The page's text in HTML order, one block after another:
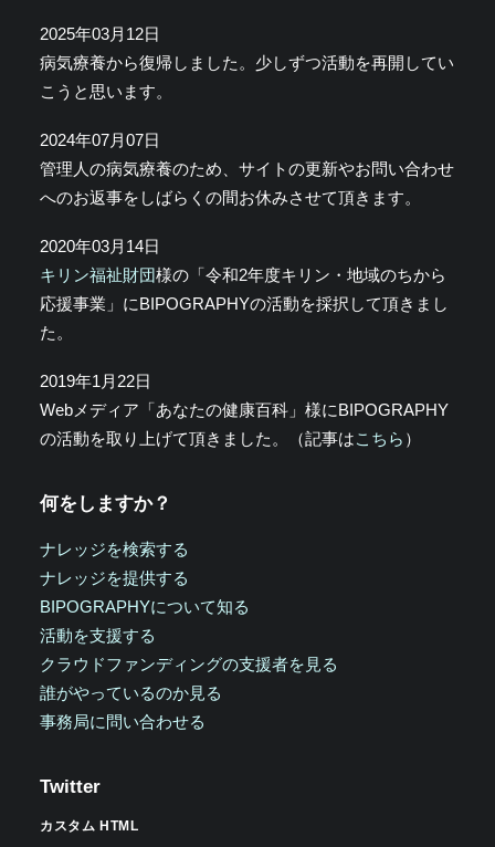
2025年03月12日
病気療養から復帰しました。少しずつ活動を再開してい
こうと思います。
2024年07月07日
管理人の病気療養のため、サイトの更新やお問い合わせ
へのお返事をしばらくの間お休みさせて頂きます。
2020年03月14日
キリン福祉財団様の「令和2年度キリン・地域のちから
応援事業」にBIPOGRAPHYの活動を採択して頂きまし
た。
2019年1月22日
Webメディア「あなたの健康百科」様にBIPOGRAPHY
の活動を取り上げて頂きました。（記事はこちら ）
何をしますか？
ナレッジを検索する
ナレッジを提供する
BIPOGRAPHYについて知る
活動を支援する
クラウドファンディングの支援者を見る
誰がやっているのか見る
事務局に問い合わせる
Twitter
カスタム HTML